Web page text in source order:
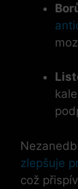
zlepšuje
což